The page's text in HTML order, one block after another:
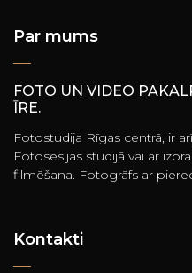
Par mums
FOTO UN VIDEO
ĪRE.
Fotostudija Rīgas centrā, ir
Fotosesijas studijā vai ar
filmēšana. Fotogrāfs ar
Kontakti